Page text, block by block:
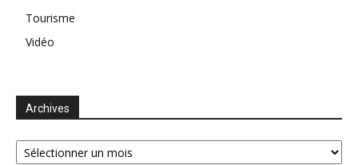
Tourisme
Vidéo
Archives
Archives